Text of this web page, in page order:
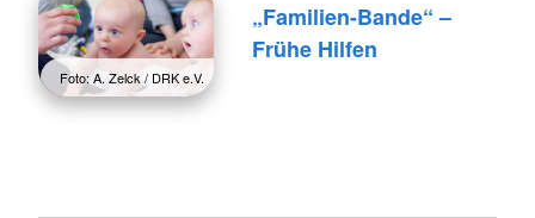
Foto: A. Zelck / DRK e.V.
„Familien-Bande“ –
Frühe Hilfen